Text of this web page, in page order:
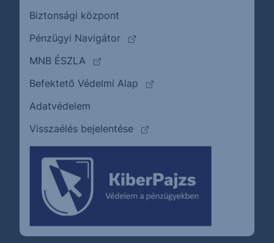
Biztonsági központ
Pénzügyi Navigátor
(külső oldalra ugrik)
MNB ÉSZLA
(külső oldalra ugrik)
Befektető Védelmi Alap
(külső oldalra ugrik)
Adatvédelem
Visszaélés bejelentése
(külső oldalra ugrik)